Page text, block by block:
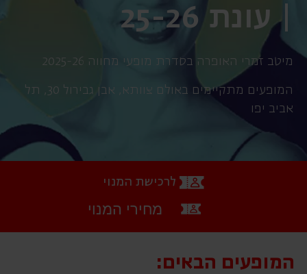
| עונת 25-26
מיטב זמרי האופרה בסדרת מופעי מחווה 2025-26
המופעים מתקיימים באולם צוותא, אבן גבירול 30, תל
אביב יפו
מחירי המנוי
לרכישת המנוי
המופעים הבאים: